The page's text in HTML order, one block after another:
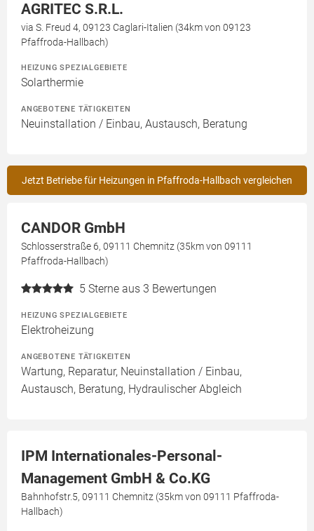
AGRITEC S.R.L.
via S. Freud 4, 09123 Caglari-Italien (34km von 09123
Pfaffroda-Hallbach)
HEIZUNG SPEZIALGEBIETE
Solarthermie
ANGEBOTENE TÄTIGKEITEN
Neuinstallation / Einbau, Austausch, Beratung
Jetzt Betriebe für Heizungen in Pfaffroda-Hallbach vergleichen
CANDOR GmbH
Schlosserstraße 6, 09111 Chemnitz (35km von 09111
Pfaffroda-Hallbach)
5 Sterne aus 3 Bewertungen
HEIZUNG SPEZIALGEBIETE
Elektroheizung
ANGEBOTENE TÄTIGKEITEN
Wartung, Reparatur, Neuinstallation / Einbau,
Austausch, Beratung, Hydraulischer Abgleich
IPM Internationales-Personal-
Management GmbH & Co.KG
Bahnhofstr.5, 09111 Chemnitz (35km von 09111 Pfaffroda-
Hallbach)